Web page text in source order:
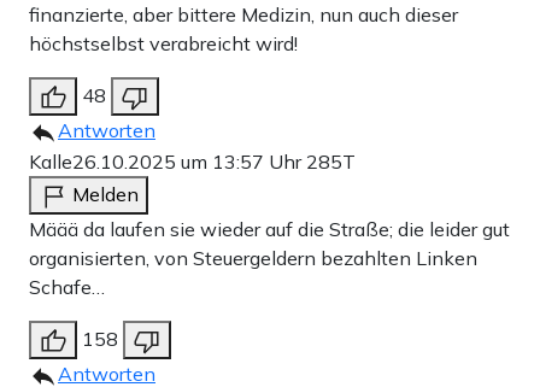
finanzierte, aber bittere Medizin, nun auch dieser
höchstselbst verabreicht wird!
48
Antworten
Kalle26.10.2025 um 13:57 Uhr 285T
Melden
Määä da laufen sie wieder auf die Straße; die leider gut
organisierten, von Steuergeldern bezahlten Linken
Schafe…
158
Antworten